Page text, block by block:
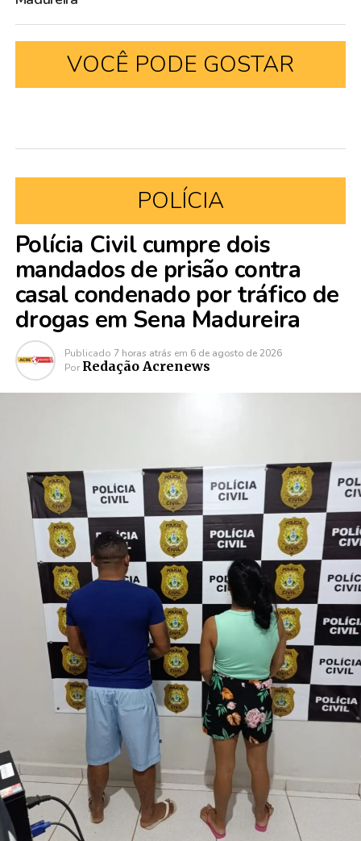
VOCÊ PODE GOSTAR
POLÍCIA
Polícia Civil cumpre dois
mandados de prisão contra
casal condenado por tráfico de
drogas em Sena Madureira
Publicado 7 horas atrás em 6 de agosto de 2026
Por Redação Acrenews